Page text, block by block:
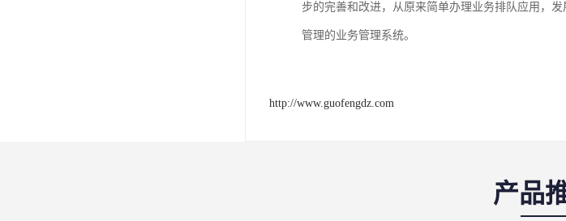
步的完善和改进，从原来简单办理业务排队应用，
管理的业务管理系统。
http://www.guofengdz.com
产品